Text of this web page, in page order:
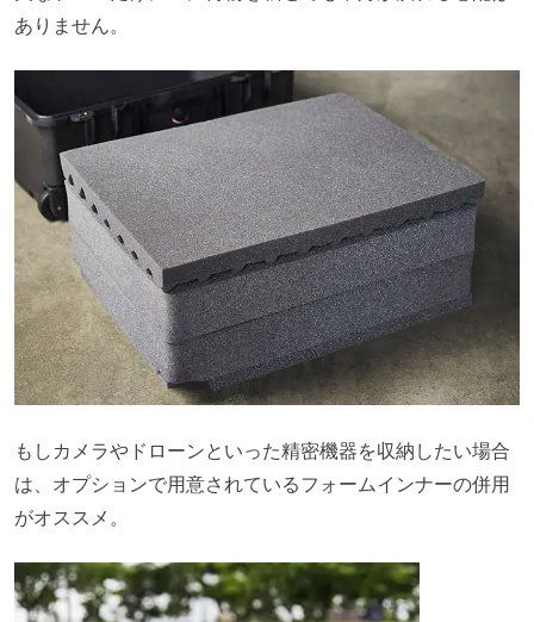
ありません。
もしカメラやドローンといった精密機器を収納したい場合
は、オプションで用意されているフォームインナーの併用
がオススメ。